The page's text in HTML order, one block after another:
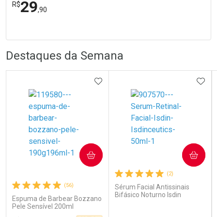
R$29,90
Laboratório
Ativar Desconto
Comprar sem Desconto
Comprar sem Desconto
Destaques da Semana
(56)
Espuma de Barbear Bozzano
Pele Sensível 200ml
ADICIONAR AOS FAVORITOS
COMPRAR
(2)
Sérum Facial Antissinais
Bifásico Noturno Isdin
COMPRAR